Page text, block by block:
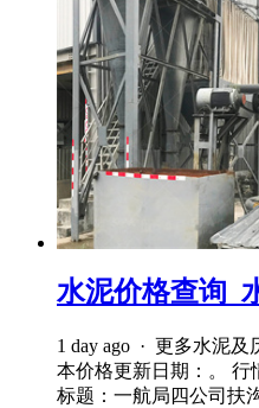
水泥价格查询_
1 day ago · 更多水泥及
本价格更新日期：。 行
标题：一航局四公司扶